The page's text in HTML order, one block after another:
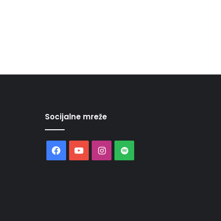
Socijalne mreže
FacebookYouTubeInstagram
Spotify